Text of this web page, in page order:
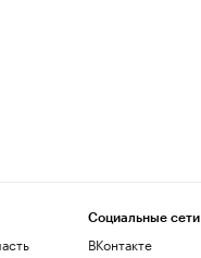
Социальные сети
ВКонтакте